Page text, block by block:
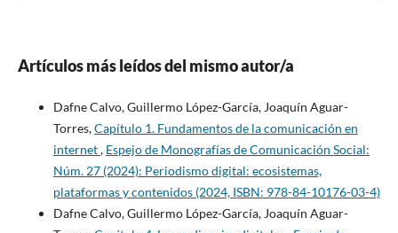
Artículos más leídos del mismo autor/a
Dafne Calvo, Guillermo López-García, Joaquín Aguar-
Torres,Capítulo 1. Fundamentos de la comunicación en
internet, Espejo de Monografías de Comunicación Social:
Núm. 27 (2024): Periodismo digital: ecosistemas,
plataformas y contenidos (2024, ISBN: 978-84-10176-03-4)
Dafne Calvo, Guillermo López-García, Joaquín Aguar-